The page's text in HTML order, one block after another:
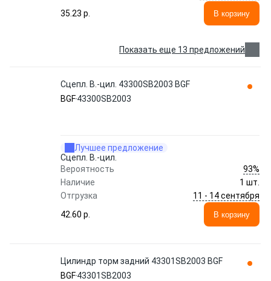
35.23 p.
В корзину
Показать еще 13 предложений
Сцепл. В.-цил. 43300SB2003 BGF
BGF43300SB2003
Лучшее предложение
Сцепл. В.-цил.
Вероятность
93%
Наличие
1 шт.
Отгрузка
11 - 14 сентября
42.60 p.
В корзину
Цилиндр торм задний 43301SB2003 BGF
BGF43301SB2003